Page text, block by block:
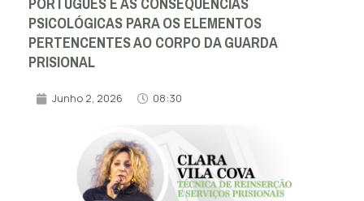
PSICOLÓGICAS PARA OS ELEMENTOS
PERTENCENTES AO CORPO DA GUARDA
PRISIONAL
Junho 2, 2026 08:30